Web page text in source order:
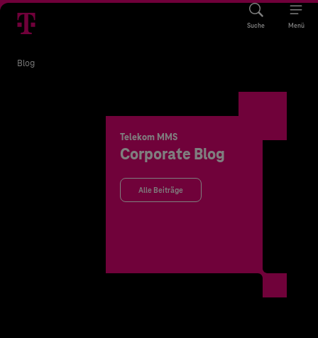
Suche Menü
Blog
Telekom MMS
Corporate Blog
Alle Beiträge